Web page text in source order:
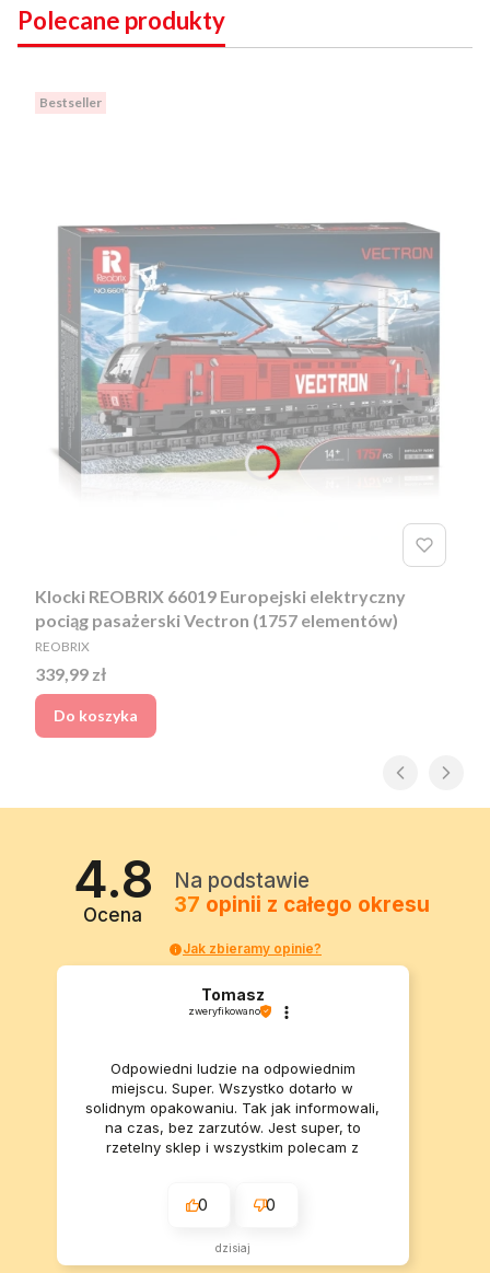
Polecane produkty
Bestseller
Klocki REOBRIX 66019 Europejski elektryczny
pociąg pasażerski Vectron (1757 elementów)
PRODUCENT
REOBRIX
Cena
339,99 zł
Do koszyka
4.8
Ocena
Na podstawie
37 opinii z całego okresu
Jak zbieramy opinie?
Tomasz
zweryfikowano
Odpowiedni ludzie na odpowiednim
miejscu. Super. Wszystko dotarło w
solidnym opakowaniu. Tak jak informowali,
na czas, bez zarzutów. Jest super, to
rzetelny sklep i wszystkim polecam z
0 0
dzisiaj